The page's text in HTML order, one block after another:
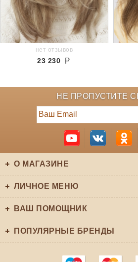
нет отзывов
23 230
НЕ ПРОПУСТИТЕ
О МАГАЗИНЕ
ЛИЧНОЕ МЕНЮ
ВАШ ПОМОЩНИК
ПОПУЛЯРНЫЕ БРЕНДЫ